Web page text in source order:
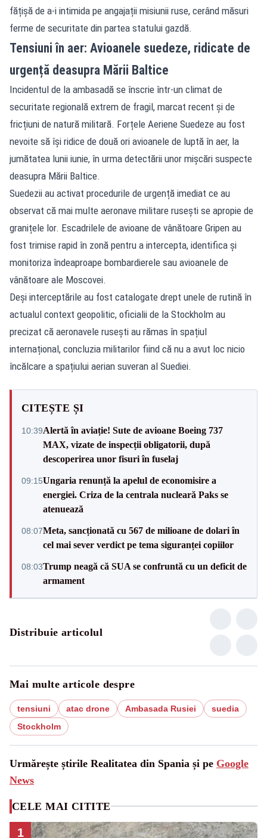
fățișă de a-i intimida pe angajații misiunii ruse, cerând măsuri
ferme de securitate din partea statului gazdă.
Tensiuni în aer: Avioanele suedeze, ridicate de
urgență deasupra Mării Baltice
Incidentul de la ambasadă se înscrie într-un climat de
securitate regională extrem de fragil, marcat recent și de
fricțiuni de natură militară. Forțele Aeriene Suedeze au fost
nevoite să își ridice de două ori avioanele de luptă în aer, la
jumătatea lunii iunie, în urma detectării unor mișcări suspecte
deasupra Mării Baltice.
Suedezii au activat procedurile de urgență imediat ce au
observat că mai multe aeronave militare rusești se apropie de
granițele lor. Escadrilele de avioane de vânătoare Gripen au
fost trimise rapid în zonă pentru a intercepta, identifica și
monitoriza îndeaproape bombardierele sau avioanele de
vânătoare ale Moscovei.
Deși interceptările au fost catalogate drept unele de rutină în
actualul context geopolitic, oficialii de la Stockholm au
precizat că aeronavele rusești au rămas în spațiul
internațional, concluzia militarilor fiind că nu a avut loc nicio
încălcare a spațiului aerian suveran al Suediei.
CITEȘTE ȘI
10:39Alertă în aviație! Sute de avioane Boeing 737
MAX, vizate de inspecții obligatorii, după
descoperirea unor fisuri în fuselaj
09:15Ungaria renunță la apelul de economisire a
energiei. Criza de la centrala nucleară Paks se
atenuează
08:07Meta, sancționată cu 567 de milioane de dolari în
cel mai sever verdict pe tema siguranței copiilor
08:03Trump neagă că SUA se confruntă cu un deficit de
armament
Distribuie articolul
Mai multe articole despre
tensiuni atac drone Ambasada Rusiei
suedia
Stockholm
Urmărește știrile Realitatea din Spania și pe Google
News
CELE MAI CITITE
1